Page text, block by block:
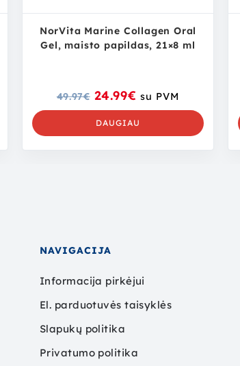
NorVita Marine Collagen Oral
Gel, maisto papildas, 21×8 ml
49.97€ 24.99€ su PVM
DAUGIAU
NAVIGACIJA
Informacija pirkėjui
El. parduotuvės taisyklės
Slapukų politika
Privatumo politika